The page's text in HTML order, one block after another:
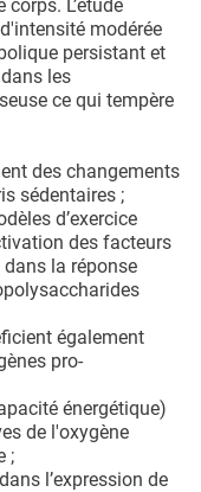
L’étude
modérée
persistant et
les
ce qui tempère
des changements
sédentaires ;
d’exercice
des facteurs
la réponse
également
pro-
énergétique)
de l'oxygène
;
l’expression de